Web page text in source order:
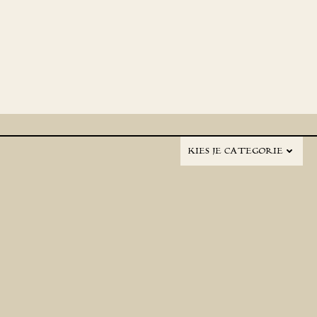
KIES JE CATEGORIE